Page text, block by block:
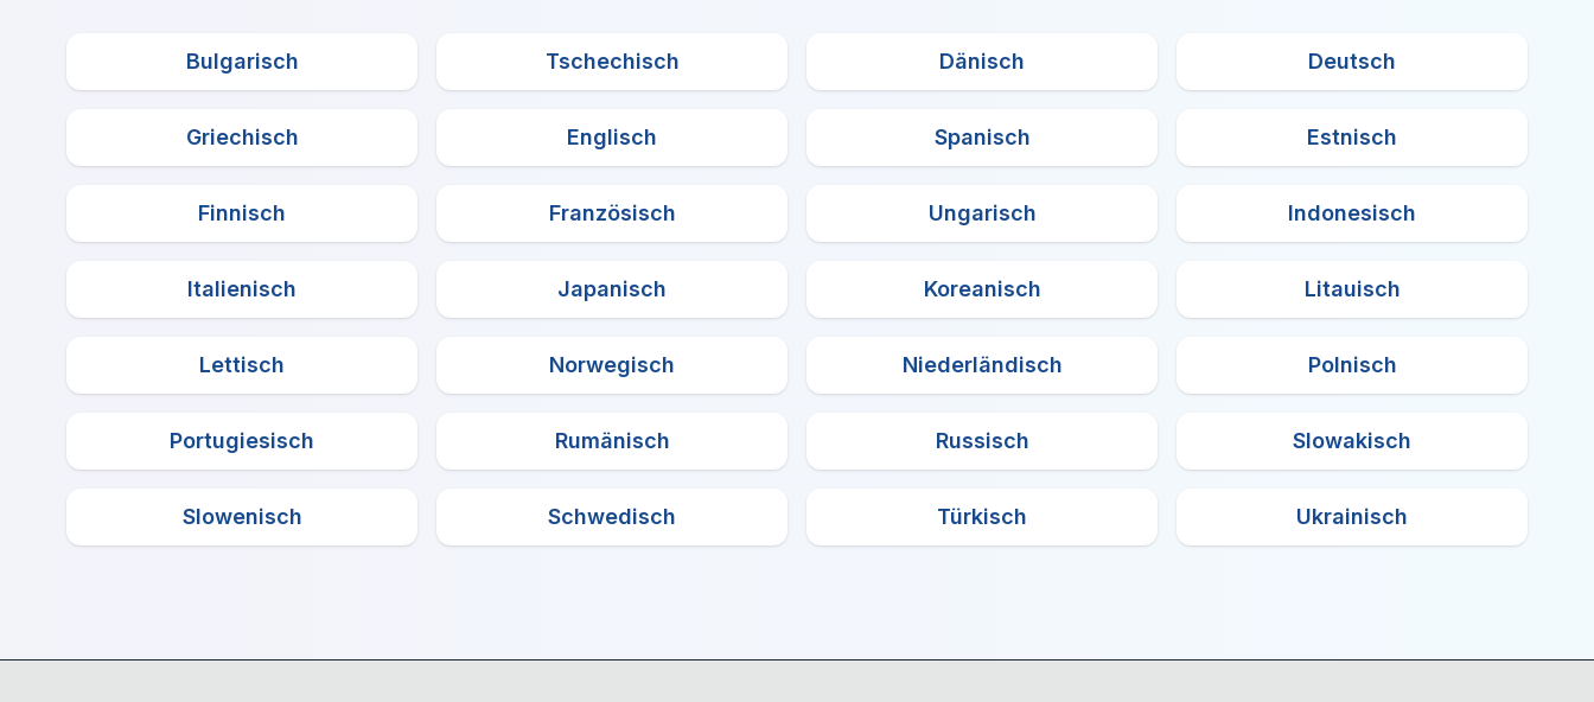
Bulgarisch Tschechisch Dänisch Deutsch
Griechisch Englisch Spanisch Estnisch
Finnisch Französisch Ungarisch Indonesisch
Italienisch Japanisch Koreanisch Litauisch
Lettisch Norwegisch Niederländisch Polnisch
Portugiesisch Rumänisch Russisch Slowakisch
Slowenisch Schwedisch Türkisch Ukrainisch